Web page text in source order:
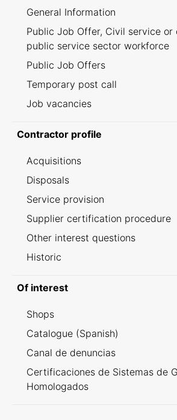
General Information
Public Job Offer, Civil service or
public service sector workforce
Public Job Offers
Temporary post call
Job vacancies
Contractor profile
Acquisitions
Disposals
Service provision
Supplier certification procedure
Other interest questions
Historic
Of interest
Shops
Catalogue (Spanish)
Canal de denuncias
Certificaciones de Sistemas de
Homologados